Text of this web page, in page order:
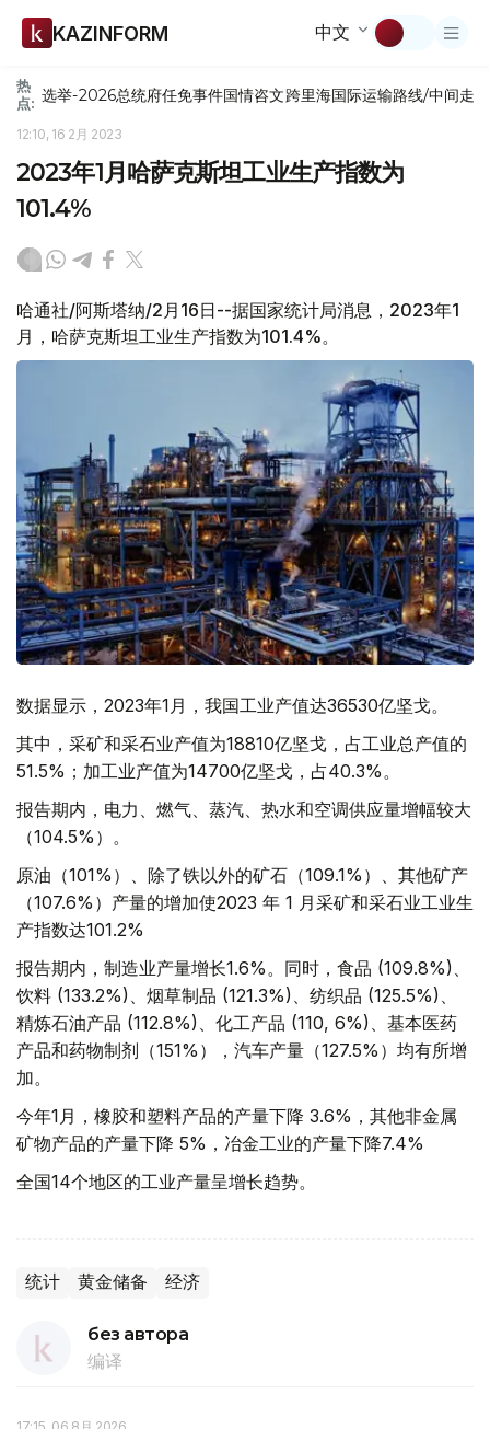
KAZINFORM 中文
热
点: 选举-2026总统府任免事件国情咨文跨里海国际运输路线/中间走廊
12:10, 16 2月 2023
2023年1月哈萨克斯坦工业生产指数为
101.4%
哈通社/阿斯塔纳/2月16日--据国家统计局消息，2023年1
月，哈萨克斯坦工业生产指数为101.4%。
数据显示，2023年1月，我国工业产值达36530亿坚戈。
其中，采矿和采石业产值为18810亿坚戈，占工业总产值的
51.5%；加工业产值为14700亿坚戈，占40.3%。
报告期内，电力、燃气、蒸汽、热水和空调供应量增幅较大
（104.5%）。
原油（101%）、除了铁以外的矿石（109.1%）、其他矿产
（107.6%）产量的增加​​使2023 年 1 月采矿和采石业工业生
产指数达101.2%
报告期内，制造业产量增长1.6%。同时，食品 (109.8%)、
饮料 (133.2%)、烟草制品 (121.3%)、纺织品 (125.5%)、
精炼石油产品 (112.8%)、化工产品 (110, 6%)、基本医药
产品和药物制剂（151%），汽车产量（127.5%）均有所增
加。
今年1月，橡胶和塑料产品的产量下降 3.6%，其他非金属
矿物产品的产量下降 5%，冶金工业的产量下降7.4%
全国14个地区的工业产量呈增长趋势。
统计 黄金储备 经济
без автора
编译